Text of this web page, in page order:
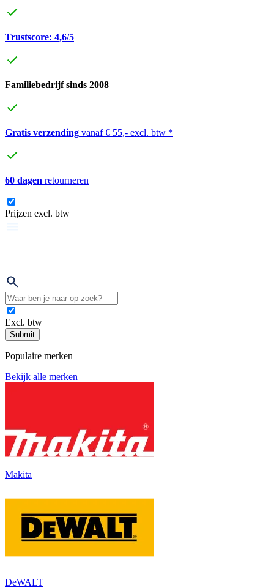
Trustscore: 4,6/5
Familiebedrijf sinds 2008
Gratis verzending vanaf € 55,- excl. btw *
60 dagen retourneren
Prijzen excl. btw
Excl. btw
Submit
Populaire merken
Bekijk alle merken
Makita
DeWALT